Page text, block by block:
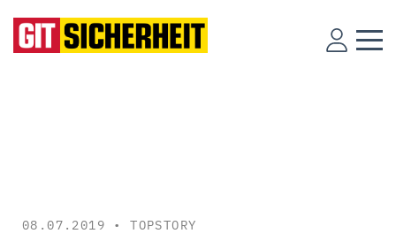
08.07.2019 •TOPSTORY